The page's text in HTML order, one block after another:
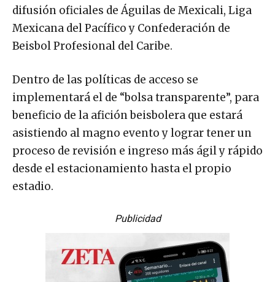
difusión oficiales de Águilas de Mexicali, Liga
Mexicana del Pacífico y Confederación de
Beisbol Profesional del Caribe.
Dentro de las políticas de acceso se
implementará el de “bolsa transparente”, para
beneficio de la afición beisbolera que estará
asistiendo al magno evento y lograr tener un
proceso de revisión e ingreso más ágil y rápido
desde el estacionamiento hasta el propio
estadio.
Publicidad